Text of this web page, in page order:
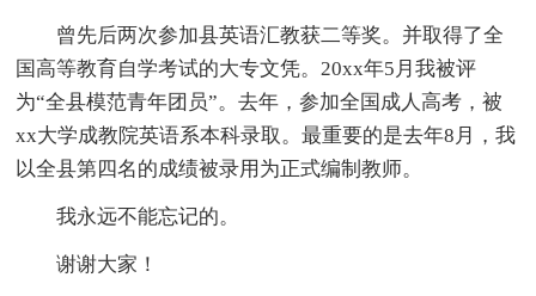
曾先后两次参加县英语汇教获二等奖。并取得了全
国高等教育自学考试的大专文凭。20xx年5月我被评
为“全县模范青年团员”。去年，参加全国成人高考，被
xx大学成教院英语系本科录取。最重要的是去年8月，我
以全县第四名的成绩被录用为正式编制教师。
我永远不能忘记的。
谢谢大家！